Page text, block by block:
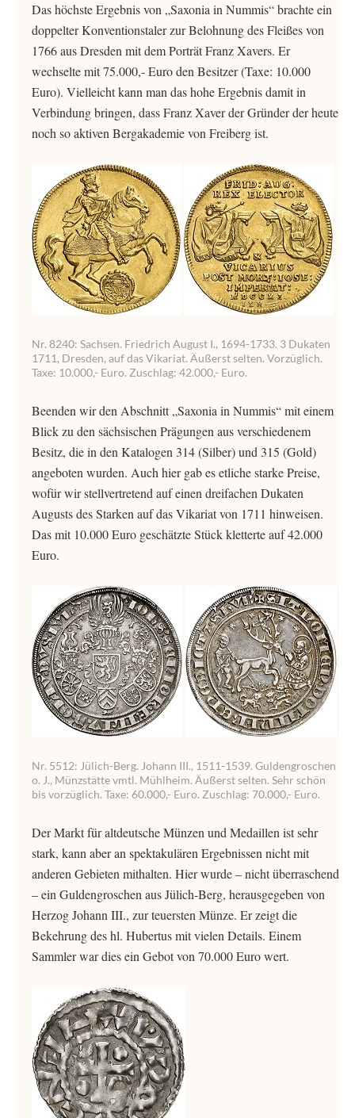
Das höchste Ergebnis von „Saxonia in Nummis“ brachte ein
doppelter Konventionstaler zur Belohnung des Fleißes von
1766 aus Dresden mit dem Porträt Franz Xavers. Er
wechselte mit 75.000,- Euro den Besitzer (Taxe: 10.000
Euro). Vielleicht kann man das hohe Ergebnis damit in
Verbindung bringen, dass Franz Xaver der Gründer der heute
noch so aktiven Bergakademie von Freiberg ist.
Nr. 8240: Sachsen. Friedrich August I., 1694-1733. 3 Dukaten
1711, Dresden, auf das Vikariat. Äußerst selten. Vorzüglich.
Taxe: 10.000,- Euro. Zuschlag: 42.000,- Euro.
Beenden wir den Abschnitt „Saxonia in Nummis“ mit einem
Blick zu den sächsischen Prägungen aus verschiedenem
Besitz, die in den Katalogen 314 (Silber) und 315 (Gold)
angeboten wurden. Auch hier gab es etliche starke Preise,
wofür wir stellvertretend auf einen dreifachen Dukaten
Augusts des Starken auf das Vikariat von 1711 hinweisen.
Das mit 10.000 Euro geschätzte Stück kletterte auf 42.000
Euro.
Nr. 5512: Jülich-Berg. Johann III., 1511-1539. Guldengroschen
o. J., Münzstätte vmtl. Mühlheim. Äußerst selten. Sehr schön
bis vorzüglich. Taxe: 60.000,- Euro. Zuschlag: 70.000,- Euro.
Der Markt für altdeutsche Münzen und Medaillen ist sehr
stark, kann aber an spektakulären Ergebnissen nicht mit
anderen Gebieten mithalten. Hier wurde – nicht überraschend
– ein Guldengroschen aus Jülich-Berg, herausgegeben von
Herzog Johann III., zur teuersten Münze. Er zeigt die
Bekehrung des hl. Hubertus mit vielen Details. Einem
Sammler war dies ein Gebot von 70.000 Euro wert.